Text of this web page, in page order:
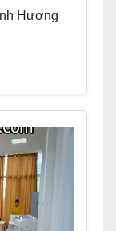
Hương